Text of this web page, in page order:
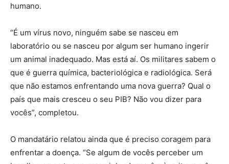
humano.
“É um vírus novo, ninguém sabe se nasceu em
laboratório ou se nasceu por algum ser humano ingerir
um animal inadequado. Mas está aí. Os militares sabem o
que é guerra química, bacteriológica e radiológica. Será
que não estamos enfrentando uma nova guerra? Qual o
país que mais cresceu o seu PIB? Não vou dizer para
vocês”, completou.
O mandatário relatou ainda que é preciso coragem para
enfrentar a doença. “Se algum de vocês perceber um